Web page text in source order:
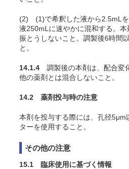
(2) (1)で希釈した液から2.5mL
液250mLに速やかに混和する。本
振とうしないこと。調製後6時間
と。
14.1.4 調製後の本剤は、配合変
他の薬剤とは混合しないこと。
14.2 薬剤投与時の注意
本剤を投与する際には、孔径5μm
ターを使用すること。
その他の注意
15.1 臨床使用に基づく情報